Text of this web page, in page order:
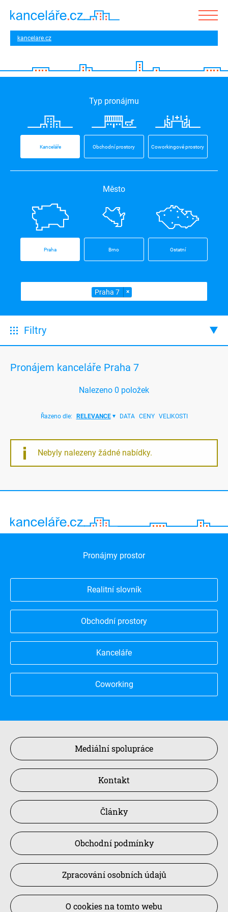
kancelare.cz
Typ pronájmu
Kanceláře Obchodní prostory Coworkingové prostory
Město
Praha Brno Ostatní
Praha 7 ×
Filtry
Pronájem kanceláře Praha 7
Nalezeno 0 položek
Řazeno dle: RELEVANCE DATA CENY VELIKOSTI
Nebyly nalezeny žádné nabídky.
Pronájmy prostor
Realitní slovník
Obchodní prostory
Kanceláře
Coworking
Mediální spolupráce
Kontakt
Články
Obchodní podmínky
Zpracování osobních údajů
O cookies na tomto webu